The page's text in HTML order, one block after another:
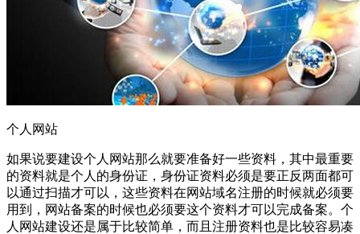
个人网站
如果说要建设个人网站那么就要准备好一些资料，其中最重要
的资料就是个人的身份证，身份证资料必须是要正反两面都可
以通过扫描才可以，这些资料在网站域名注册的时候就必须要
用到，网站备案的时候也必须要这个资料才可以完成备案。个
人网站建设还是属于比较简单，而且注册资料也是比较容易凑